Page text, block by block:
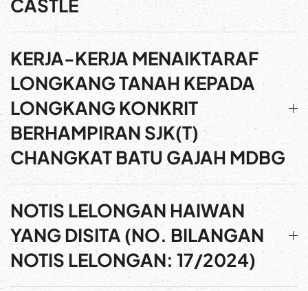
CASTLE
KERJA-KERJA MENAIKTARAF
LONGKANG TANAH KEPADA
LONGKANG KONKRIT
BERHAMPIRAN SJK(T)
CHANGKAT BATU GAJAH MDBG
NOTIS LELONGAN HAIWAN
YANG DISITA (NO. BILANGAN
NOTIS LELONGAN: 17/2024)